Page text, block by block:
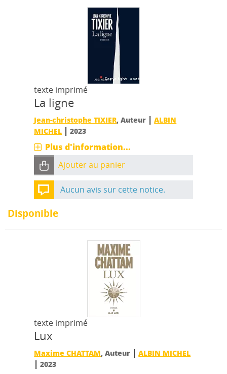
texte imprimé
La ligne
Jean-christophe TIXIER, Auteur |ALBIN
MICHEL |2023
Plus d'information...
Ajouter au panier
Aucun avis sur cette notice.
Disponible
texte imprimé
Lux
Maxime CHATTAM, Auteur |ALBIN MICHEL
|2023